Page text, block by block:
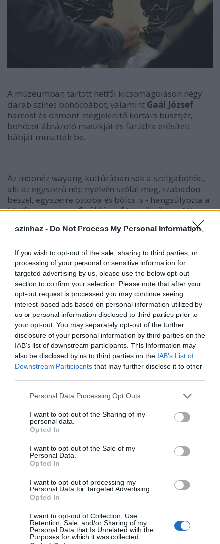
szinhaz - Do Not Process My Personal Information
If you wish to opt-out of the sale, sharing to third parties, or
processing of your personal or sensitive information for
targeted advertising by us, please use the below opt-out
section to confirm your selection. Please note that after your
opt-out request is processed you may continue seeing
interest-based ads based on personal information utilized by
us or personal information disclosed to third parties prior to
your opt-out. You may separately opt-out of the further
disclosure of your personal information by third parties on the
IAB’s list of downstream participants. This information may
also be disclosed by us to third parties on the IAB’s List of
Downstream Participants that may further disclose it to other
Please note that this website/app uses one or more Google
not limited to your visit or usage behaviour. You may click to
grant or deny consent to Google and its third-party tags to
use your data for below specified purposes in below Google
consent section.
Personal Data Processing Opt Outs
I want to opt-out of the Sharing of my
personal data.
Opted In
I want to opt-out of the Sale of my
Personal Data.
Opted In
I want to opt-out of processing my
Personal Data for Targeted Advertising.
Opted In
I want to opt-out of Collection, Use,
Retention, Sale, and/or Sharing of my
Personal Data that Is Unrelated with the
Purposes for which it was collected.
A múzeumban tartott hétfői kicsomagoláson négy
darab színes bohócbábot, valamint Gaál József
harcost és démont megjelenítő kortárs büsztjét,
bohócot ábrázoló maszkját és farúdra erősített
bábját mutatták be.
Az indonéz wayang-kultúrában sok a szolgabohóc,
aki az egyszerű nép nyelvén szólal meg, szabadon
beszél, egyszerre ostoba és bölcs is - hangsúlyozta a
hétfői eseményenGaál Józsefképzőművész. Mivel a
távoli Jáva-kultúrával nehéz párhuzamot állítani,
kortárs munkáinak elkészítésénél "egyfajta
A maszkoknál például annyiban követte a
megfelelően dagasztó teknőből hozta létre azokat.
Borításukhoz régi, rusztikus marhabőr
használt. Az anyagoknak szigorú ikonográfiájuk van,
ebből a megformálás módjához, valamint a
A figurák rettenetes szörnyetegnek néznek ki,
miközben nevetségesek is - jegyezte meg.